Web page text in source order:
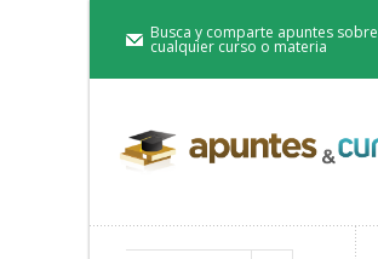
Busca y comparte apuntes sobre
cualquier curso o materia